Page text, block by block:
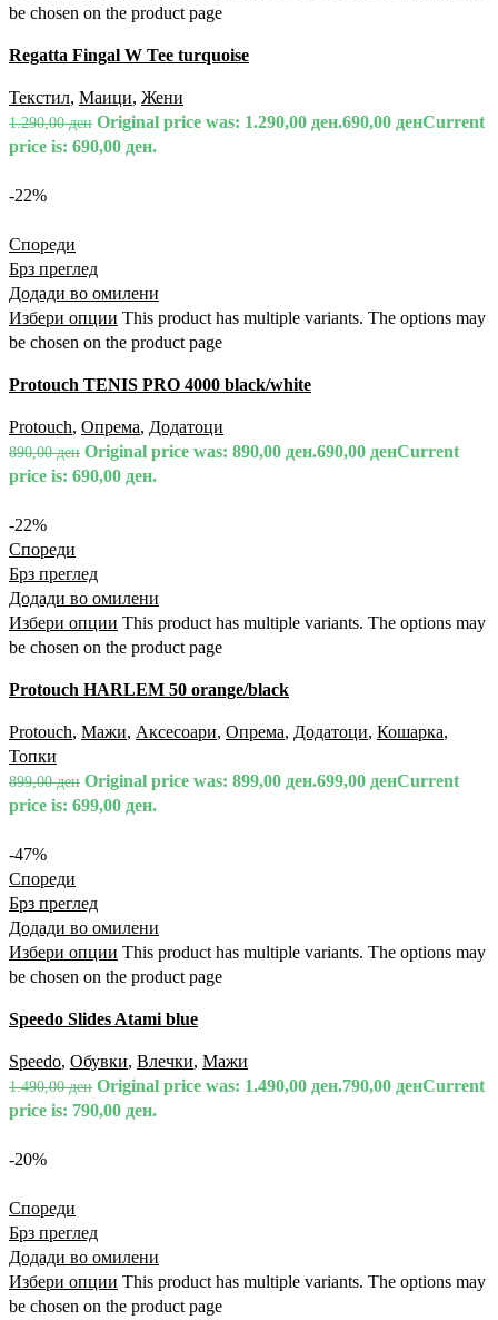
be chosen on the product page
Regatta Fingal W Tee turquoise
Текстил, Маици, Жени
1.290,00ден Original price was: 1.290,00 ден.690,00 денCurrent
price is: 690,00 ден.
-22%
Спореди
Брз преглед
Додади во омилени
Избери опции This product has multiple variants. The options may
be chosen on the product page
Protouch TENIS PRO 4000 black/white
Protouch, Опрема, Додатоци
890,00ден Original price was: 890,00 ден.690,00 денCurrent
price is: 690,00 ден.
-22%
Спореди
Брз преглед
Додади во омилени
Избери опции This product has multiple variants. The options may
be chosen on the product page
Protouch HARLEM 50 orange/black
Protouch, Мажи, Аксесоари, Опрема, Додатоци, Кошарка,
Топки
899,00ден Original price was: 899,00 ден.699,00 денCurrent
price is: 699,00 ден.
-47%
Спореди
Брз преглед
Додади во омилени
Избери опции This product has multiple variants. The options may
be chosen on the product page
Speedo Slides Atami blue
Speedo, Обувки, Влечки, Мажи
1.490,00ден Original price was: 1.490,00 ден.790,00 денCurrent
price is: 790,00 ден.
-20%
Спореди
Брз преглед
Додади во омилени
Избери опции This product has multiple variants. The options may
be chosen on the product page